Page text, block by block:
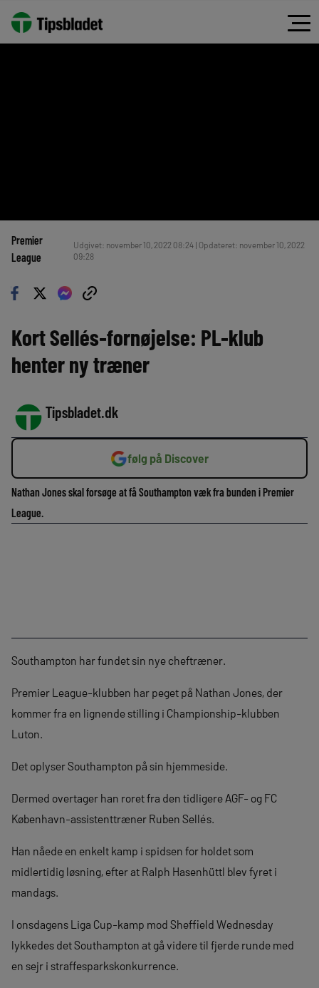
Premier
League
Udgivet: november 10, 2022 08:24 | Opdateret: november 10, 2022
09:28
Kort Sellés-fornøjelse: PL-klub
henter ny træner
Tipsbladet.dk
følg på Discover
Nathan Jones skal forsøge at få Southampton væk fra bunden i Premier
League.
Southampton har fundet sin nye cheftræner.
Premier League-klubben har peget på Nathan Jones, der
kommer fra en lignende stilling i Championship-klubben
Luton.
Det oplyser Southampton på sin hjemmeside.
Dermed overtager han roret fra den tidligere AGF- og FC
København-assistenttræner Ruben Sellés.
Han nåede en enkelt kamp i spidsen for holdet som
midlertidig løsning, efter at Ralph Hasenhüttl blev fyret i
mandags.
I onsdagens Liga Cup-kamp mod Sheffield Wednesday
lykkedes det Southampton at gå videre til fjerde runde med
en sejr i straffesparkskonkurrence.